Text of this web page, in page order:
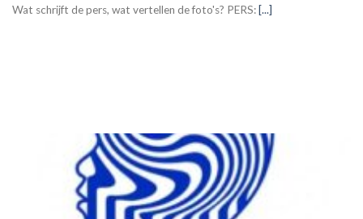
Wat schrijft de pers, wat vertellen de foto's? PERS: [...]